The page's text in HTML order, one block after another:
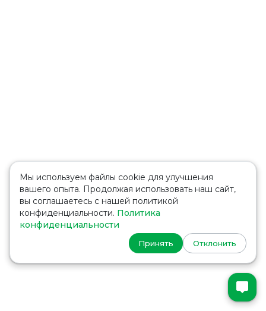
Мы используем файлы cookie для улучшения
вашего опыта. Продолжая использовать наш сайт,
вы соглашаетесь с нашей политикой
конфиденциальности. Политика
конфиденциальности
Принять Отклонить